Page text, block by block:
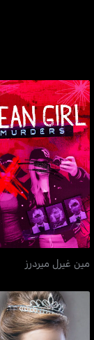
مين غيرل ميردرز
مين غيرل ميردرز